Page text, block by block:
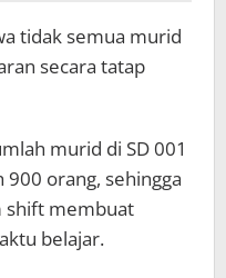
tidak semua murid
secara tatap
murid di SD 001
orang, sehingga
shift membuat
belajar.